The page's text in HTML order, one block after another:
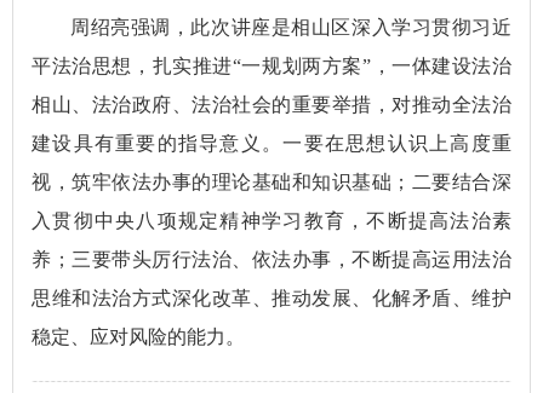
周绍亮强调，此次讲座是相山区深入学习贯彻习近
平法治思想，扎实推进“一规划两方案”，一体建设法治
相山、法治政府、法治社会的重要举措，对推动全法治
建设具有重要的指导意义。一要在思想认识上高度重
视，筑牢依法办事的理论基础和知识基础；二要结合深
入贯彻中央八项规定精神学习教育，不断提高法治素
养；三要带头厉行法治、依法办事，不断提高运用法治
思维和法治方式深化改革、推动发展、化解矛盾、维护
稳定、应对风险的能力。